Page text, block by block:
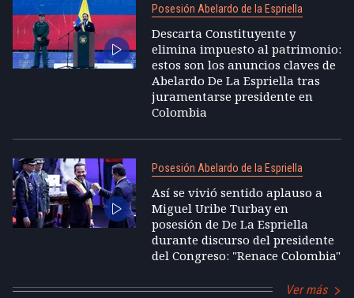
Posesión Abelardo de la Espriella
Descarta Constituyente y
elimina impuesto al patrimonio:
estos son los anuncios claves de
Abelardo De La Espriella tras
juramentarse presidente en
Colombia
Posesión Abelardo de la Espriella
Así se vivió sentido aplauso a
Miguel Uribe Turbay en
posesión de De La Espriella
durante discurso del presidente
del Congreso: "Renace Colombia"
Ver más